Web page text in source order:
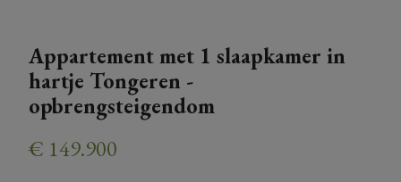
Appartement met 1 slaapkamer in
hartje Tongeren -
opbrengsteigendom
€ 149.900